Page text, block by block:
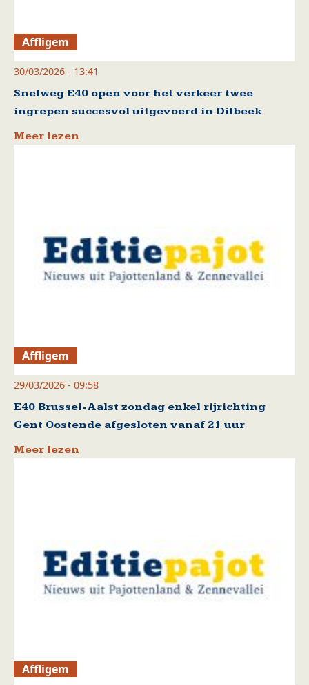
Affligem
30/03/2026 - 13:41
Snelweg E40 open voor het verkeer twee
ingrepen succesvol uitgevoerd in Dilbeek
Meer lezen
Affligem
29/03/2026 - 09:58
E40 Brussel-Aalst zondag enkel rijrichting
Gent Oostende afgesloten vanaf 21 uur
Meer lezen
Affligem